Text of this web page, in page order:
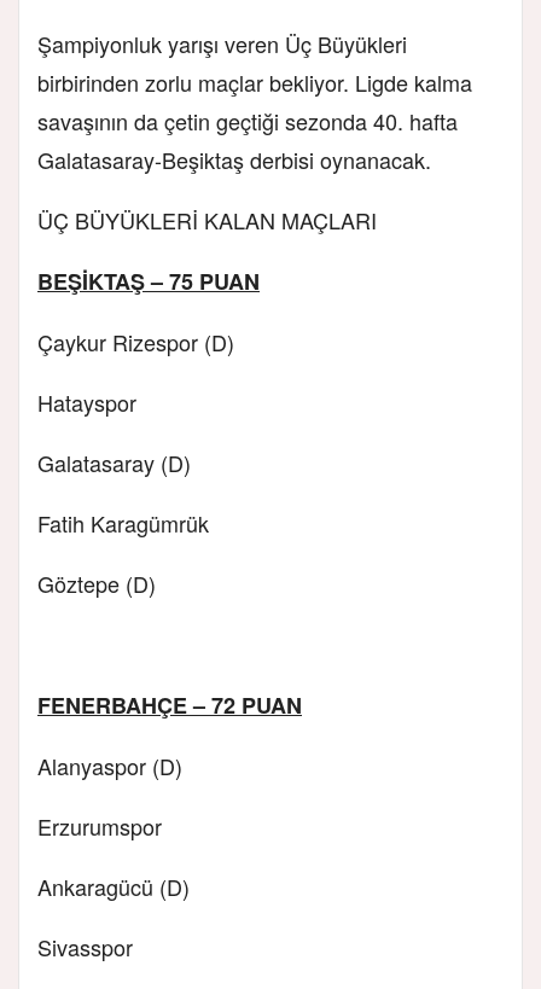
Şampiyonluk yarışı veren Üç Büyükleri
birbirinden zorlu maçlar bekliyor. Ligde kalma
savaşının da çetin geçtiği sezonda 40. hafta
Galatasaray-Beşiktaş derbisi oynanacak.
ÜÇ BÜYÜKLERİ KALAN MAÇLARI
BEŞİKTAŞ – 75 PUAN
Çaykur Rizespor (D)
Hatayspor
Galatasaray (D)
Fatih Karagümrük
Göztepe (D)
FENERBAHÇE – 72 PUAN
Alanyaspor (D)
Erzurumspor
Ankaragücü (D)
Sivasspor